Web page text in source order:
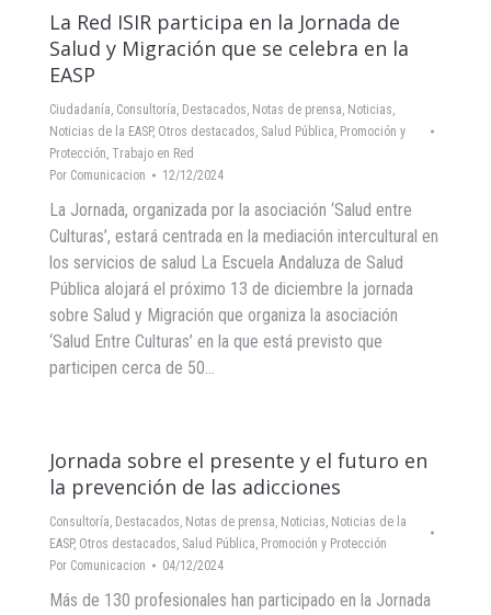
La Red ISIR participa en la Jornada de
Salud y Migración que se celebra en la
EASP
Ciudadanía, Consultoría, Destacados, Notas de prensa, Noticias,
Noticias de la EASP, Otros destacados, Salud Pública, Promoción y
Protección, Trabajo en Red
Por Comunicacion 12/12/2024
La Jornada, organizada por la asociación ‘Salud entre
Culturas’, estará centrada en la mediación intercultural en
los servicios de salud La Escuela Andaluza de Salud
Pública alojará el próximo 13 de diciembre la jornada
sobre Salud y Migración que organiza la asociación
‘Salud Entre Culturas’ en la que está previsto que
participen cerca de 50…
Jornada sobre el presente y el futuro en
la prevención de las adicciones
Consultoría, Destacados, Notas de prensa, Noticias, Noticias de la
EASP, Otros destacados, Salud Pública, Promoción y Protección
Por Comunicacion 04/12/2024
Más de 130 profesionales han participado en la Jornada